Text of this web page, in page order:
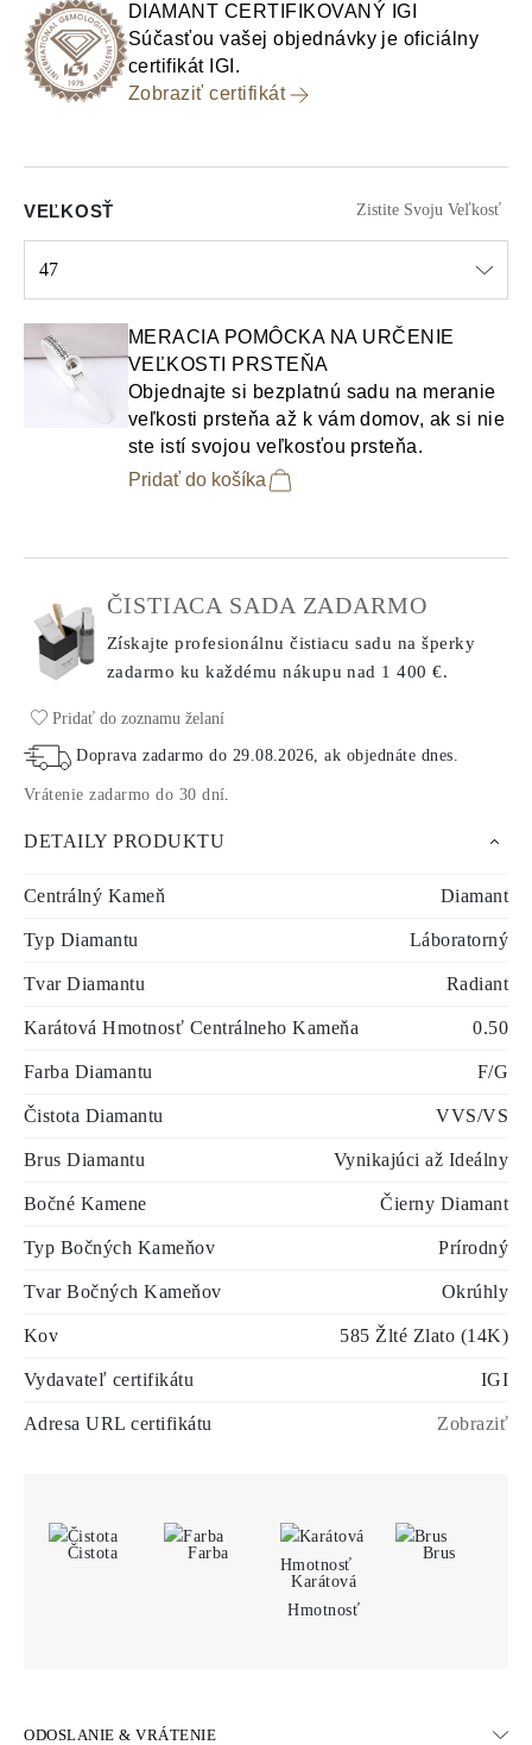
DIAMANT CERTIFIKOVANÝ IGI
Súčasťou vašej objednávky je oficiálny
certifikát IGI.
Zobraziť certifikát
VEĽKOSŤ Zistite Svoju Veľkosť
47
MERACIA POMÔCKA NA URČENIE
VEĽKOSTI PRSTEŇA
Objednajte si bezplatnú sadu na meranie
veľkosti prsteňa až k vám domov, ak si nie
ste istí svojou veľkosťou prsteňa.
Pridať do košíka
ČISTIACA SADA ZADARMO
Získajte profesionálnu čistiacu sadu na šperky
zadarmo ku každému nákupunad 1 400 €.
Pridať do zoznamu želaní
Doprava zadarmo do 29.08.2026 , ak objednáte dnes
Vrátenie zadarmo do 30 dní
DETAILY PRODUKTU
Centrálný Kameň Diamant
Typ Diamantu Láboratorný
Tvar Diamantu Radiant
Karátová Hmotnosť Centrálneho Kameňa 0.50
Farba Diamantu F/G
Čistota Diamantu VVS/VS
Brus Diamantu Vynikajúci až Ideálny
Bočné Kamene Čierny Diamant
Typ Bočných Kameňov Prírodný
Tvar Bočných Kameňov Okrúhly
Kov 585 Žlté Zlato (14K)
Vydavateľ certifikátu IGI
Adresa URL certifikátu Zobraziť
Čistota
Farba
Karátová
Hmotnosť
Brus
ODOSLANIE & VRÁTENIE